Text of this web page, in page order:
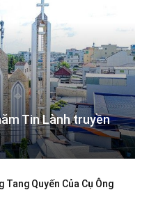
Tin Lành truyền
Tang Quyến Của Cụ Ông